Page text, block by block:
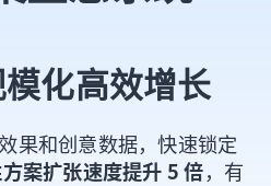
化高效增长
果和创意数据，快速锁定
案扩张速度提升 5 倍，有